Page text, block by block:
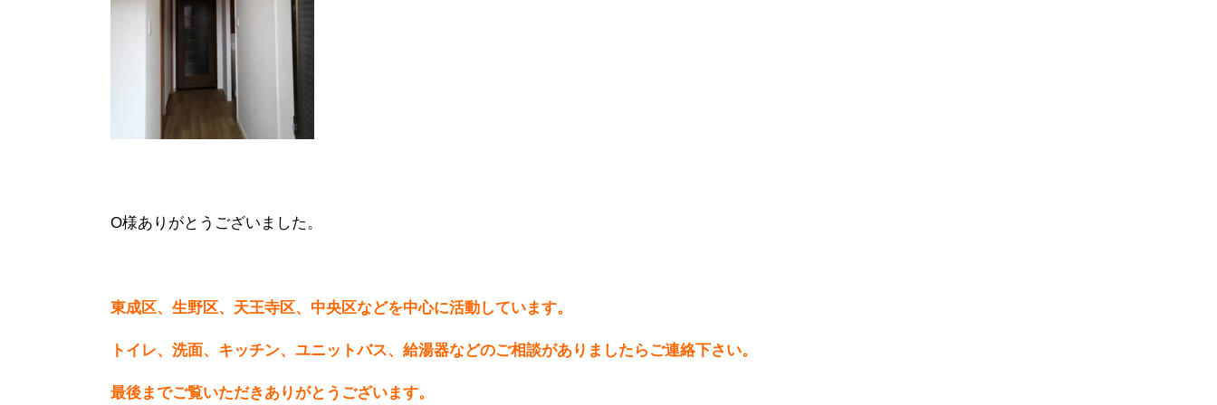
O様ありがとうございました。
東成区、生野区、天王寺区、中央区などを中心に活動しています。
トイレ、洗面、キッチン、ユニットバス、給湯器などのご相談がありましたらご連絡下さい。
最後までご覧いただきありがとうございます。